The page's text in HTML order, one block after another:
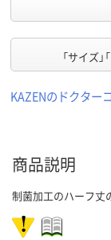
「サイズ
KAZENのドクター
商品説明
制菌加工のハーフ